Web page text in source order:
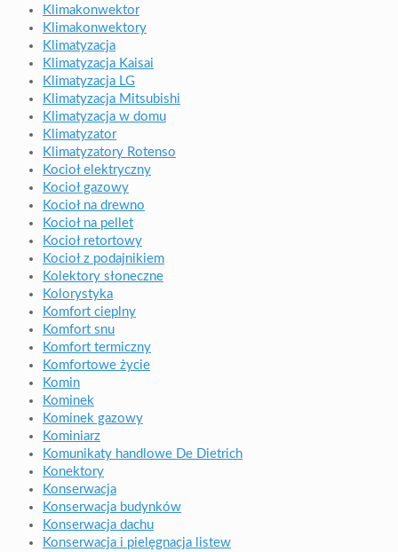
Klimakonwektor
Klimakonwektory
Klimatyzacja
Klimatyzacja Kaisai
Klimatyzacja LG
Klimatyzacja Mitsubishi
Klimatyzacja w domu
Klimatyzator
Klimatyzatory Rotenso
Kocioł elektryczny
Kocioł gazowy
Kocioł na drewno
Kocioł na pellet
Kocioł retortowy
Kocioł z podajnikiem
Kolektory słoneczne
Kolorystyka
Komfort cieplny
Komfort snu
Komfort termiczny
Komfortowe życie
Komin
Kominek
Kominek gazowy
Kominiarz
Komunikaty handlowe De Dietrich
Konektory
Konserwacja
Konserwacja budynków
Konserwacja dachu
Konserwacja i pielęgnacja listew